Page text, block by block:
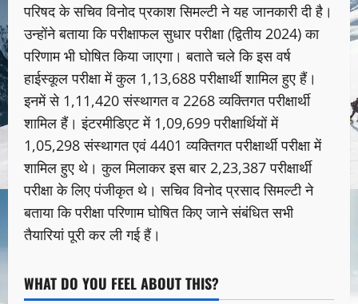
परिषद के सचिव विनोद प्रकाश सिमल्टी ने यह जानकारी दी है।
उन्होंने बताया कि परीक्षाफल सुधार परीक्षा (द्वितीय 2024) का
परिणाम भी घोषित किया जाएगा। बताते चले कि इस वर्ष
हाईस्कूल परीक्षा में कुल 1,13,688 परीक्षार्थी शामिल हुए हैं।
इनमें से 1,11,420 संस्थागत व 2268 व्यक्तिगत परीक्षार्थी
शामिल हैं। इंटरमीडिएट में 1,09,699 परीक्षार्थियों में
1,05,298 संस्थागत एवं 4401 व्यक्तिगत परीक्षार्थी परीक्षा में
शामिल हुए थे। कुल मिलाकर इस बार 2,23,387 परीक्षार्थी
परीक्षा के लिए पंजीकृत थे। सचिव विनोद प्रसाद सिमल्टी ने
बताया कि परीक्षा परिणाम घोषित किए जाने संबंधित सभी
तैयारियां पूरी कर ली गई हैं।
WHAT DO YOU FEEL ABOUT THIS?